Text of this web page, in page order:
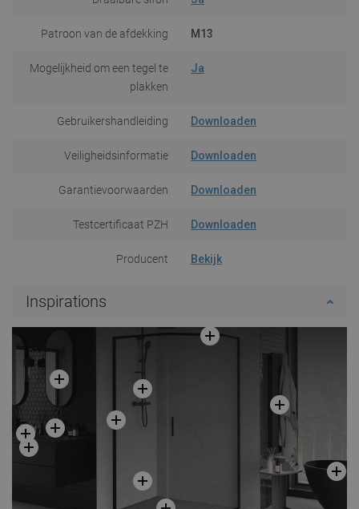
Patroon van de afdekking M13
Mogelijkheid om een tegel te
plakken
Ja
Gebruikershandleiding Downloaden
Veiligheidsinformatie Downloaden
Garantievoorwaarden Downloaden
Testcertificaat PZH Downloaden
Producent Bekijk
Inspirations